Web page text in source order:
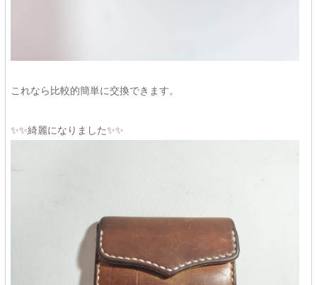
これなら比較的簡単に交換できます。
✨✨綺麗になりました✨✨